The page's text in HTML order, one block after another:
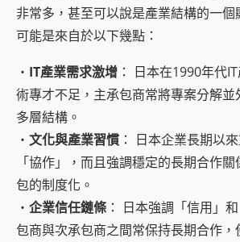
非常多，甚至可以說是產業結構的一
可能是來自於以下幾點：
・ IT產業需求激增 ： 日本在1990年代
術專才不足，主承包商常將專案分解並
多層結構。
・ 文化與產業習慣 ： 日本企業長期以
「協作」，而且強調穩定的長期合作
包的制度化。
・ 企業信任鏈條 ： 日本強調「信用」
包商與次承包商之間常保持長期合作，